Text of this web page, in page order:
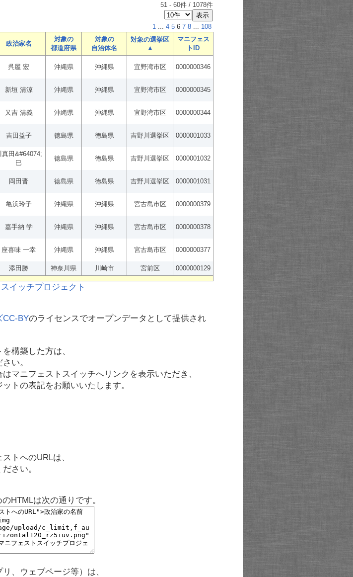
51 - 60件 / 1078件
1 ... 4 5 6 7 8 ... 108
政治家名
対象の
都道府県
対象の
自治体名
対象の選挙区
▲
マニフェス
トID
呉屋 宏 沖縄県 沖縄県 宜野湾市区 0000000346
新垣 清涼 沖縄県 沖縄県 宜野湾市区 0000000345
又吉 清義 沖縄県 沖縄県 宜野湾市区 0000000344
吉田益子 徳島県 徳島県 吉野川選挙区 0000001033
真田&#64074;
巳
徳島県 徳島県 吉野川選挙区 0000001032
岡田晋 徳島県 徳島県 吉野川選挙区 0000001031
亀浜玲子 沖縄県 沖縄県 宮古島市区 0000000379
嘉手納 学 沖縄県 沖縄県 宮古島市区 0000000378
座喜味 一幸 沖縄県 沖縄県 宮古島市区 0000000377
添田勝 神奈川県 川崎市 宮前区 0000000129
CC-BYのライセンスでオープンデータとして提供され
構築した方は、
い。
マニフェストスイッチへリンクを表示いただき、
トの表記をお願いいたします。
トへのURLは、
さい。
HTMLは次の通りです。
、ウェブページ等）は、